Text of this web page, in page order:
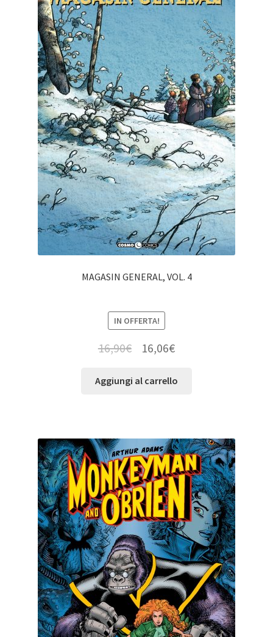
MAGASIN GENERAL, VOL. 4
IN OFFERTA!
16,90€ 16,06€
Aggiungi al carrello